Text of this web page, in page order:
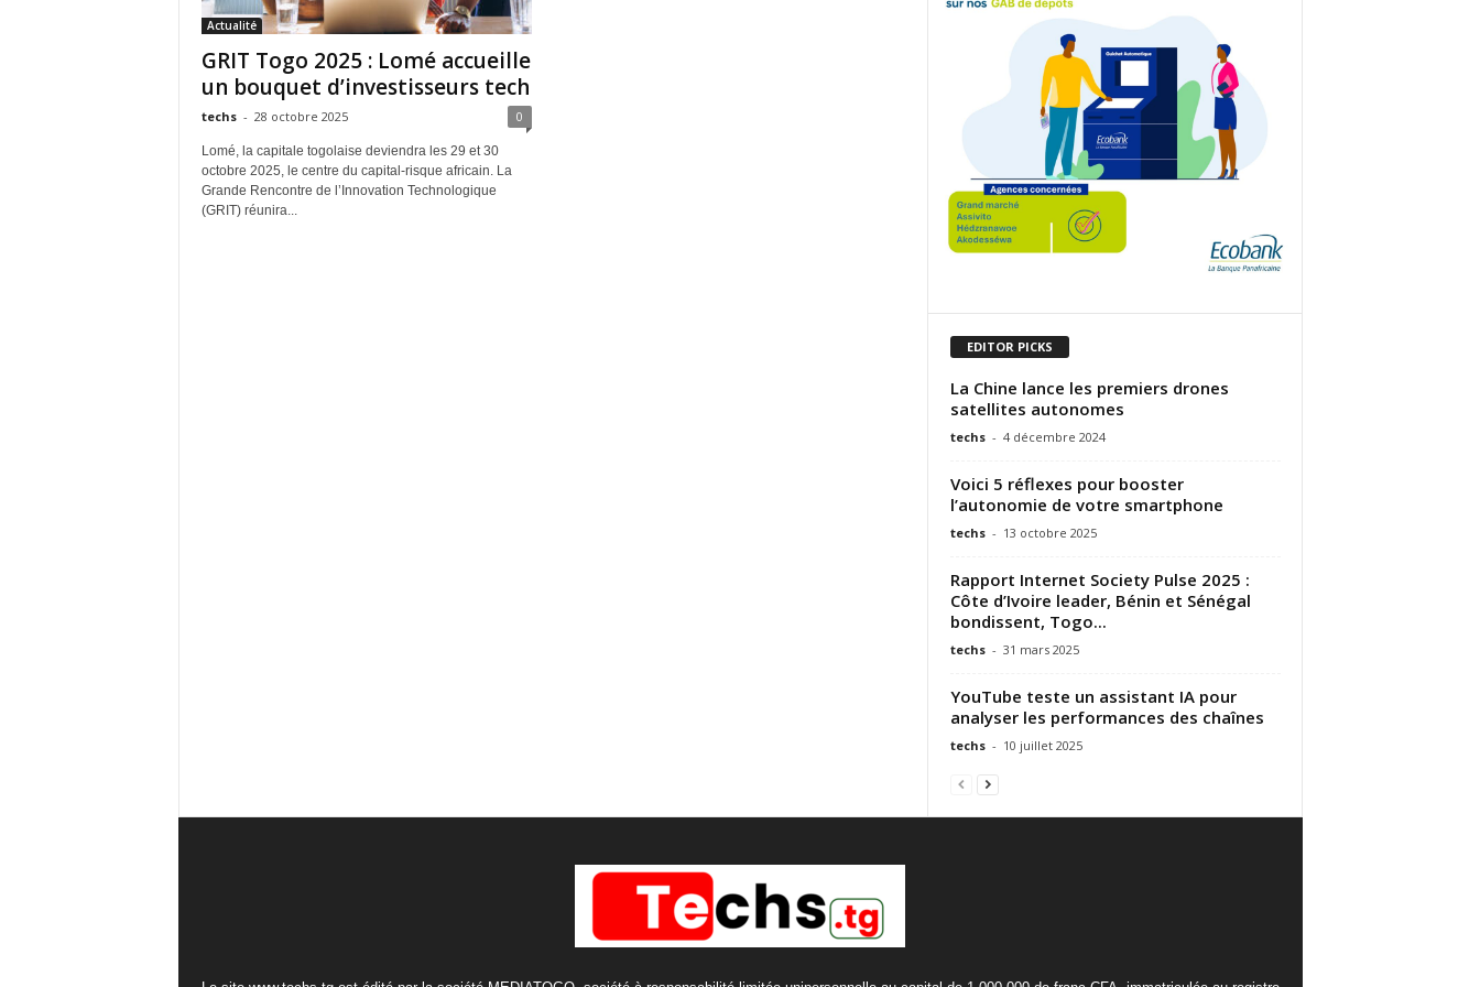
Actualité
GRIT Togo 2025 : Lomé accueille
un bouquet d’investisseurs tech
techs - 28 octobre 2025 0
Lomé, la capitale togolaise deviendra les 29 et 30
octobre 2025, le centre du capital-risque africain. La
Grande Rencontre de l’Innovation Technologique
(GRIT) réunira...
EDITOR PICKS
La Chine lance les premiers drones
satellites autonomes
techs - 4 décembre 2024
Voici 5 réflexes pour booster
l’autonomie de votre smartphone
techs - 13 octobre 2025
Rapport Internet Society Pulse 2025 :
Côte d’Ivoire leader, Bénin et Sénégal
bondissent, Togo...
techs - 31 mars 2025
YouTube teste un assistant IA pour
analyser les performances des chaînes
techs - 10 juillet 2025